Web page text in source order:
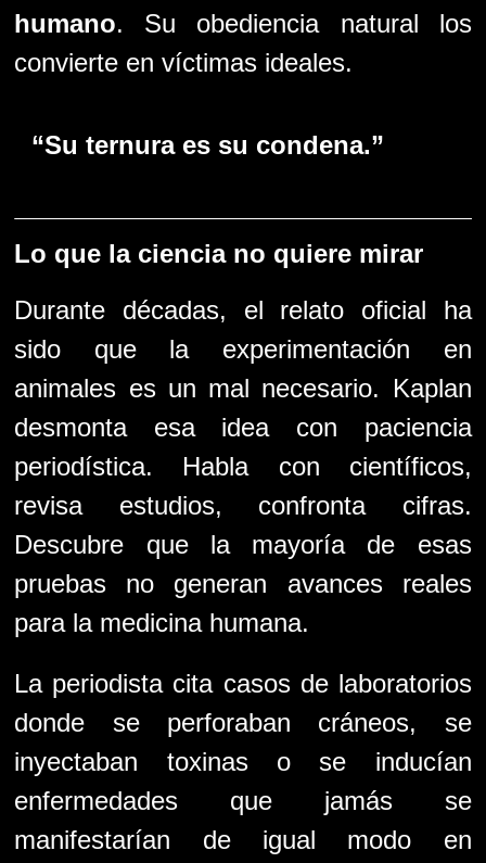
humano. Su obediencia natural los
convierte en víctimas ideales.
“Su ternura es su condena.”
Lo que la ciencia no quiere mirar
Durante décadas, el relato oficial ha
sido que la experimentación en
animales es un mal necesario. Kaplan
desmonta esa idea con paciencia
periodística. Habla con científicos,
revisa estudios, confronta cifras.
Descubre que la mayoría de esas
pruebas no generan avances reales
para la medicina humana.
La periodista cita casos de laboratorios
donde se perforaban cráneos, se
inyectaban toxinas o se inducían
enfermedades que jamás se
manifestarían de igual modo en